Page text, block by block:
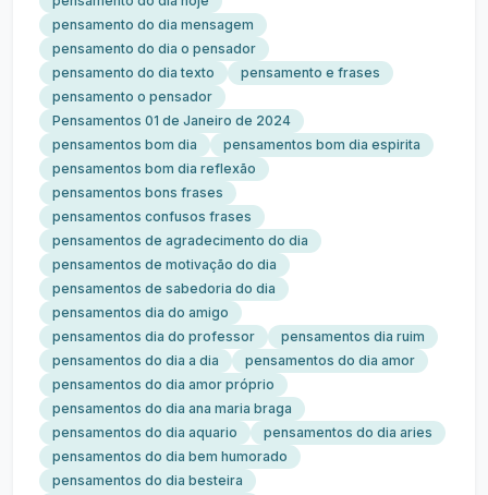
pensamento do dia mensagem
pensamento do dia o pensador
pensamento do dia texto
pensamento e frases
pensamento o pensador
Pensamentos 01 de Janeiro de 2024
pensamentos bom dia
pensamentos bom dia espirita
pensamentos bom dia reflexão
pensamentos bons frases
pensamentos confusos frases
pensamentos de agradecimento do dia
pensamentos de motivação do dia
pensamentos de sabedoria do dia
pensamentos dia do amigo
pensamentos dia do professor
pensamentos dia ruim
pensamentos do dia a dia
pensamentos do dia amor
pensamentos do dia amor próprio
pensamentos do dia ana maria braga
pensamentos do dia aquario
pensamentos do dia aries
pensamentos do dia bem humorado
pensamentos do dia besteira